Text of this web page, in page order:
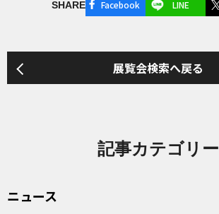
SHARE Facebook LINE
展覧会検索へ戻る
記事カテゴリー
ニュース